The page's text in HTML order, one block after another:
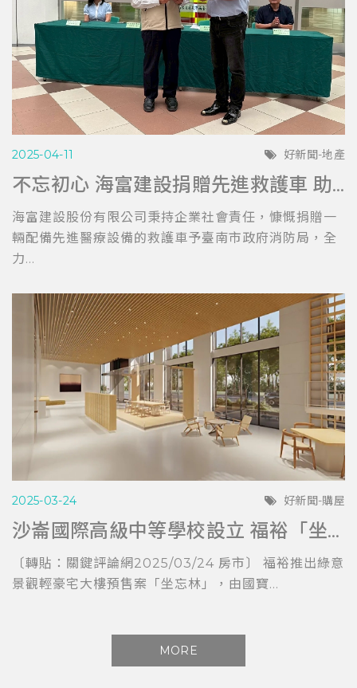
2025-04-11 好新聞-地產
不忘初心 海富建設捐贈先進救護車 助力台南消防局提升救護效能
海富建設股份有限公司秉持企業社會責任，慷慨捐贈一
輛配備先進醫療設備的救護車予臺南市政府消防局，全
力...
2025-03-24 好新聞-購屋
沙崙國際高級中等學校設立 福裕「坐忘林」擁科技與教育加持
〔轉貼：關鍵評論網2025/03/24 房市〕 福裕推出綠意
景觀輕豪宅大樓預售案「坐忘林」，由國寶...
MORE